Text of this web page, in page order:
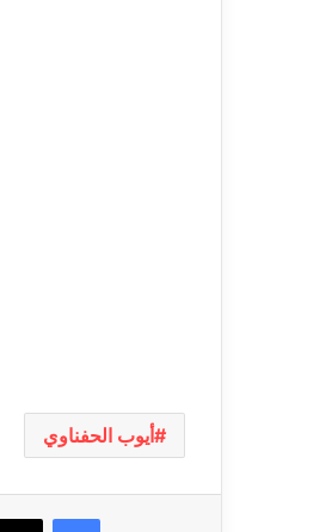
أيوب الحفناوي
فيسبوك